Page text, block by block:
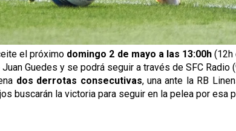
el próximo domingo 2 de mayo a las 13:00h(12h
Guedes y se podrá seguir a través de SFC Radio
dos derrotas consecutivas, una ante la RB
buscarán la victoria para seguir en la pelea por esa